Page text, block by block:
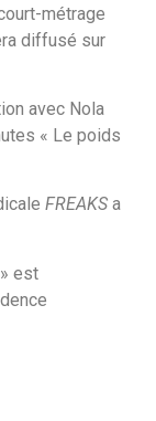
métrage
diffusé sur
avec Nola
« Le poids
FREAKS a
est